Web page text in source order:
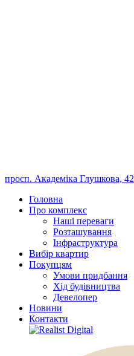
просп. Академіка Глушкова, 42
Головна
Про комплекс
Наші переваги
Розташування
Інфраструктура
Вибір квартир
Покупцям
Умови придбання
Хід будівництва
Девелопер
Новини
Контакти